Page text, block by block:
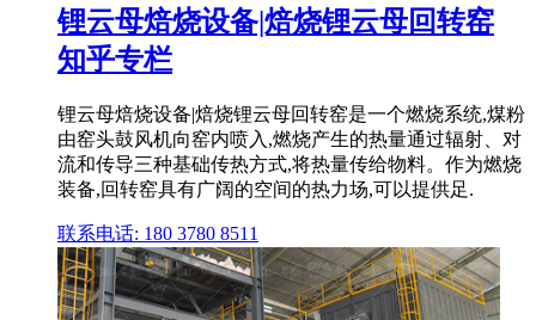
锂云母焙烧设备|焙烧锂云母回转窑
知乎专栏
锂云母焙烧设备|焙烧锂云母回转窑是一个燃烧系统,煤粉
由窑头鼓风机向窑内喷入,燃烧产生的热量通过辐射、对
流和传导三种基础传热方式,将热量传给物料。作为燃烧
装备,回转窑具有广阔的空间的热力场,可以提供足.
联系电话: 180 3780 8511